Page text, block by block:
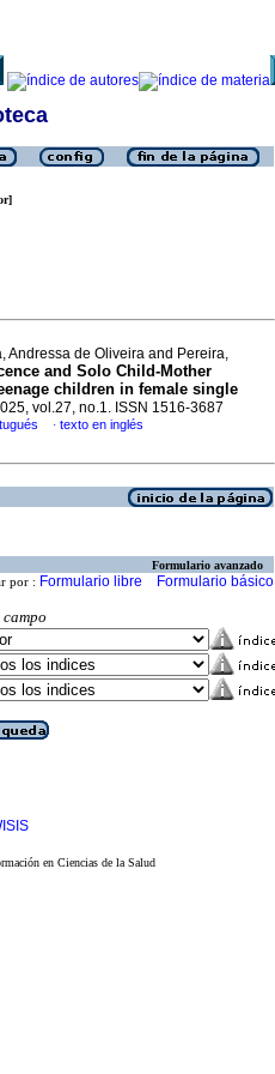
Andressa de Oliveira and Pereira,
and Solo Child-Mother
children in female single
vol.27, no.1. ISSN 1516-3687
· texto en inglés
Formulario avanzado
por : Formulario libre Formulario básico
campo
en Ciencias de la Salud